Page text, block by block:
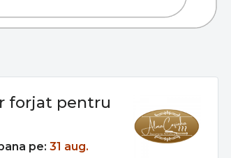
forjat pentru
pe: 31 aug.